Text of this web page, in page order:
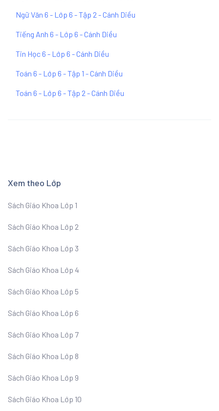
Ngữ Văn 6 - Lớp 6 - Tập 2 - Cánh Diều
Tiếng Anh 6 - Lớp 6 - Cánh Diều
Tin Học 6 - Lớp 6 - Cánh Diều
Toán 6 - Lớp 6 - Tập 1 - Cánh Diều
Toán 6 - Lớp 6 - Tập 2 - Cánh Diều
Xem theo Lớp
Sách Giáo Khoa Lớp 1
Sách Giáo Khoa Lớp 2
Sách Giáo Khoa Lớp 3
Sách Giáo Khoa Lớp 4
Sách Giáo Khoa Lớp 5
Sách Giáo Khoa Lớp 6
Sách Giáo Khoa Lớp 7
Sách Giáo Khoa Lớp 8
Sách Giáo Khoa Lớp 9
Sách Giáo Khoa Lớp 10